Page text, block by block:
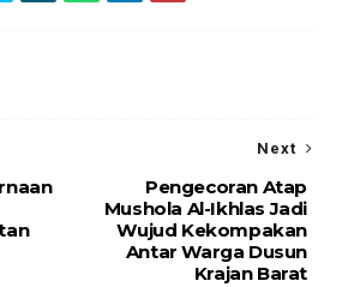
Next
Pengecoran Atap
Mushola Al-Ikhlas Jadi
Wujud Kekompakan
Antar Warga Dusun
Krajan Barat